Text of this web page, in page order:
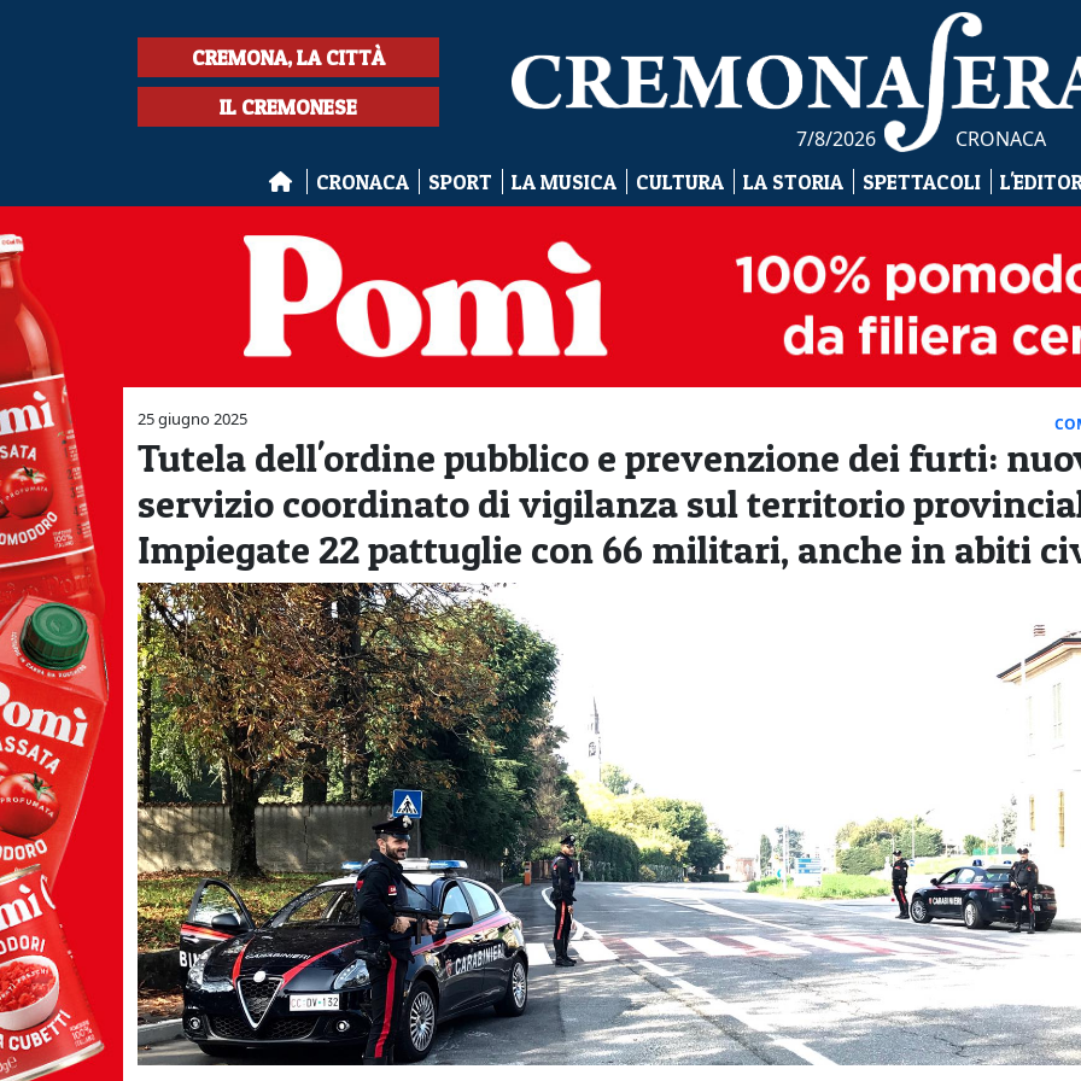
CREMONA, LA CITTÀ
IL CREMONESE
7/8/2026 CRONACA
CRONACA SPORT LA MUSICA CULTURA LA STORIA SPETTACOLI
25 giugno 2025
Tutela dell'ordine pubblico e prevenzione dei furti:
servizio coordinato di vigilanza sul territorio
Impiegate 22 pattuglie con 66 militari, anche in abiti